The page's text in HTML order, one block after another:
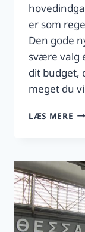
er som
Den gode
svære valg
dit budget,
meget du
LÆS MERE FRA
I